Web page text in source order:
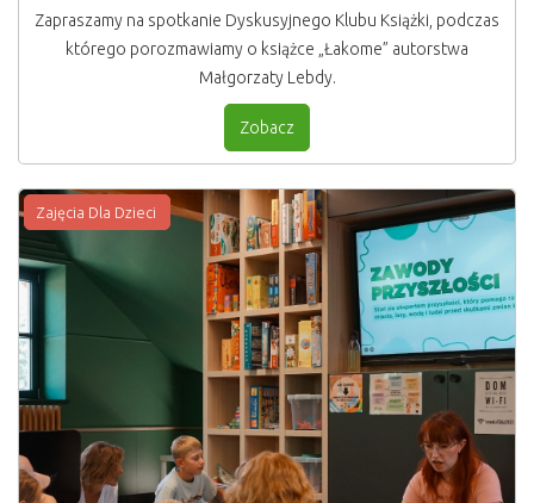
Zapraszamy na spotkanie Dyskusyjnego Klubu Książki, podczas
którego porozmawiamy o książce „Łakome” autorstwa
Małgorzaty Lebdy.
Zobacz
Zajęcia Dla Dzieci